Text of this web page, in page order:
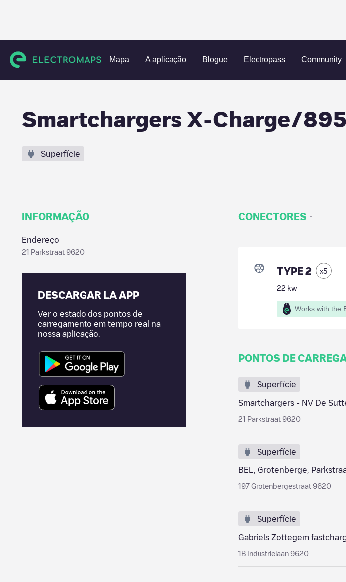
Mapa A aplicação Blogue Electropass Community
Charging stations Bélgica Oost-Vlaanderen Zottegem Smartchargers X-Charge/89594427
Smartchargers X-Charge/
Superfície
INFORMAÇÃO
Endereço
21 Parkstraat 9620
DESCARGAR LA APP
Ver o estado dos pontos de
carregamento em tempo real na
nossa aplicação.
CONECTORES ·
TYPE 2 x5
22 kw
Works with the
PONTOS DE
Superfície
Smartchargers - NV De
21 Parkstraat 9620
Superfície
BEL, Grotenberge,
197 Grotenbergestraat 9620
Superfície
Gabriels Zottegem
1B Industrielaan 9620